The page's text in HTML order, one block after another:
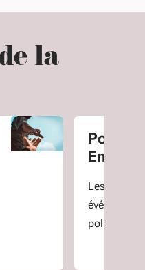
la
Portail
Les
politiques